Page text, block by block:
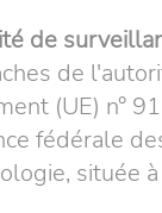
de
de
(UE) n°
fédérale
située